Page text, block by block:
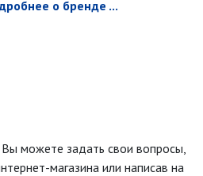
о бренде ...
можете задать свои вопросы,
магазина или написав на